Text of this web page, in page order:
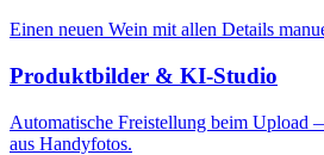
Einen neuen Wein mit allen Details
Produktbilder & KI-Studio
Automatische Freistellung beim Upload
aus Handyfotos.